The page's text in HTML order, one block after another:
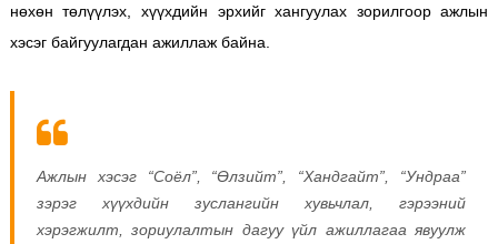
нөхөн төлүүлэх, хүүхдийн эрхийг хангуулах зорилгоор ажлын
хэсэг байгуулагдан ажиллаж байна.
Ажлын хэсэг “Соёл”, “Өлзийт”, “Хандгайт”, “Ундраа”
зэрэг хүүхдийн зуслангийн хувьчлал, гэрээний
хэрэгжилт, зориулалтын дагуу үйл ажиллагаа явуулж